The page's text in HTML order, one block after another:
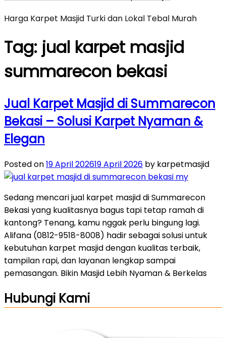
Harga Karpet Masjid Turki dan Lokal Tebal Murah
Tag: jual karpet masjid
summarecon bekasi
Jual Karpet Masjid di Summarecon
Bekasi – Solusi Karpet Nyaman &
Elegan
Posted on19 April 202619 April 2026 by karpetmasjid
Sedang mencari jual karpet masjid di Summarecon
Bekasi yang kualitasnya bagus tapi tetap ramah di
kantong? Tenang, kamu nggak perlu bingung lagi.
Alifana (0812-9518-8008) hadir sebagai solusi untuk
kebutuhan karpet masjid dengan kualitas terbaik,
tampilan rapi, dan layanan lengkap sampai
pemasangan. Bikin Masjid Lebih Nyaman & Berkelas
Hubungi Kami